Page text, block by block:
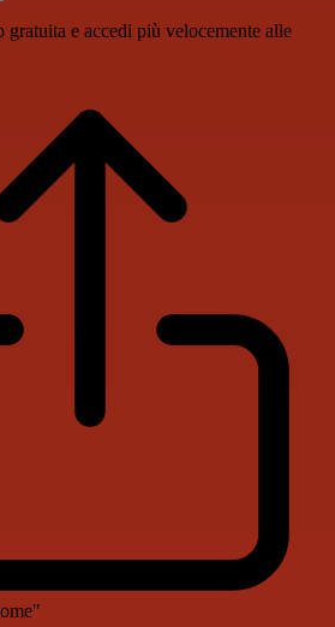
gratuita e accedi più velocemente alle